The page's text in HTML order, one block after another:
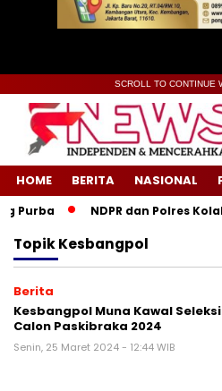
SCROLL TO CONTINUE
HOME BERITA NASIONAL
Purba NDPR dan Polres
TopikKesbangpol
Berita
Kesbangpol Muna Kawal Seleksi
Calon Paskibraka 2024
Senin, 25 Maret 2024 - 12:44 WIB